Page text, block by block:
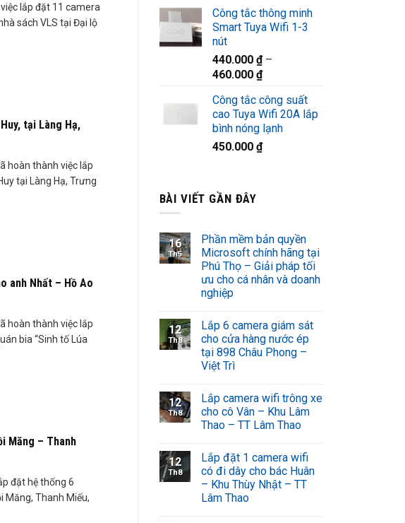
lắp đặt 11 camera
sách VLS tại Đại lộ
tại Làng Hạ,
hoàn thành việc lắp
tại Làng Hạ, Trưng
anh Nhất – Hồ Ao
hoàn thành việc lắp
bia “Sinh tố Lúa
Măng – Thanh
đặt hệ thống 6
Măng, Thanh Miếu,
Công tắc thông minh
Smart Tuya Wifi 1-3
nút
440.000 ₫–
460.000 ₫
Công tắc công suất
cao Tuya Wifi 20A lắp
bình nóng lạnh
450.000 ₫
BÀI VIẾT GẦN ĐÂY
16
Th5
Phần mềm bản quyền
Microsoft chính hãng tại
Phú Thọ – Giải pháp tối
ưu cho cá nhân và doanh
nghiệp
12
Th8
Lắp 6 camera giám sát
cho cửa hàng nước ép
tại 898 Châu Phong –
Việt Trì
12
Th8
Lắp camera wifi trông xe
cho cô Vân – Khu Lâm
Thao – TT Lâm Thao
12
Th8
Lắp đặt 1 camera wifi
có đi dây cho bác Huân
– Khu Thùy Nhật – TT
Lâm Thao